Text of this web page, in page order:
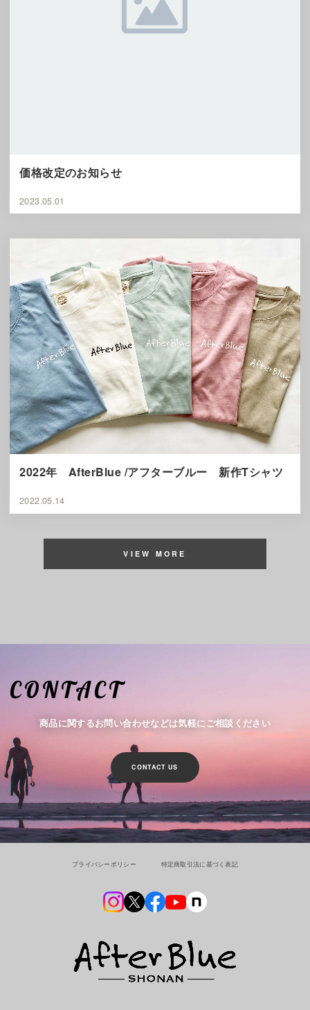
価格改定のお知らせ
2023.05.01
2022年 AfterBlue /アフターブルー 新作Tシャツ
2022.05.14
VIEW MORE
CONTACT
商品に関するお問い合わせなどは気軽にご相談ください
CONTACT US
プライバシーポリシー 特定商取引法に基づく表記